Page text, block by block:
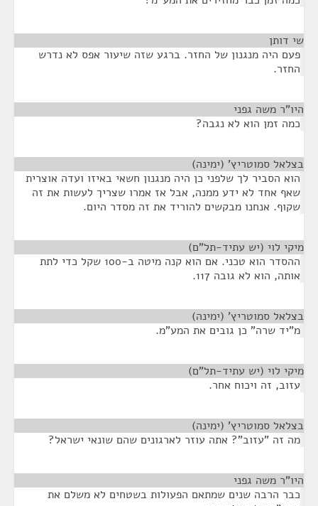
שי דותן
פעם היה מנגנון של החזר. ברגע שזה שיעור אפס לא נדרש
החזר.
היו"ר משה גפני
כמה זמן הוא לא נגבה?
בצלאל סמוטריץ' (ימינה)
הוא הסביר לך שלפני כן היה מנגנון חשאי באיזו ועדה אוצרית
שאף אחד לא ידע ממנה, אבל אז אמרו שצריך לעשות את זה
שקוף. אנחנו מבקשים להוריד את זה מסדר היום.
מיקי לוי (יש עתיד-תל"ם)
ההסדר הוא טכני. אם הוא קנה מיטה ב-100 שקל כדי לתת
אותה, הוא לא גובה 117.
בצלאל סמוטריץ' (ימינה)
מ"יד שרה" כן גובים את המע"מ.
מיקי לוי (יש עתיד-תל"ם)
עזוב, זה ויכוח אחר.
בצלאל סמוטריץ' (ימינה)
מה זה "עזוב"? אתה עוזר לארגונים שהם שונאי ישראל?
היו"ר משה גפני
כבר הרבה שנים שמתאם הפעולות בשטחים לא משלם את